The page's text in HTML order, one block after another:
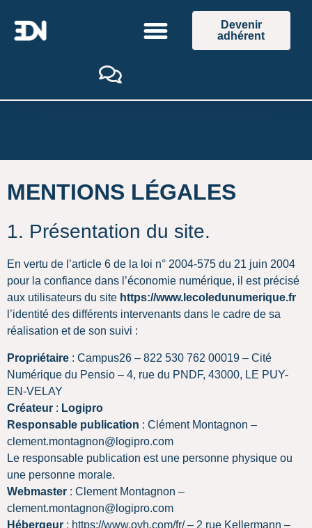
Devenir
adhérent
MENTIONS LÉGALES
1. Présentation du site.
En vertu de l’article 6 de la loi n° 2004-575 du 21 juin 2004
pour la confiance dans l’économie numérique, il est précisé
aux utilisateurs du site https://www.lecoledunumerique.fr
l’identité des différents intervenants dans le cadre de sa
réalisation et de son suivi :
Propriétaire : Campus26 – 822 530 762 00019 – Cité
Numérique du Pensio – 4, rue du PNDF, 43000, LE PUY-
EN-VELAY
Créateur : Logipro
Responsable publication : Clément Montagnon –
clement.montagnon@logipro.com
Le responsable publication est une personne physique ou
une personne morale.
Webmaster : Clement Montagnon –
clement.montagnon@logipro.com
Hébergeur : https://www.ovh.com/fr/ – 2 rue Kellermann –